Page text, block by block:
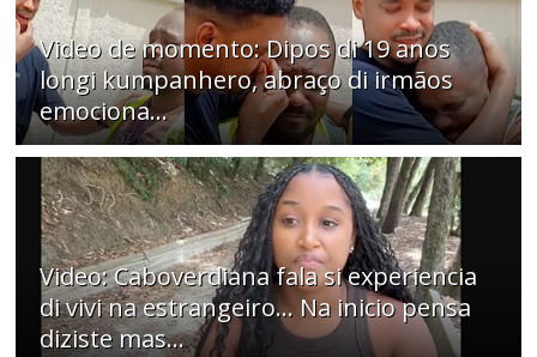
Video de momento: Dipos di 19 anos
longi kumpanhero, abraço di irmãos
emociona…
Video: Caboverdiana fala si experiencia
di vivi na estrangeiro... Na inicio pensa
diziste mas...